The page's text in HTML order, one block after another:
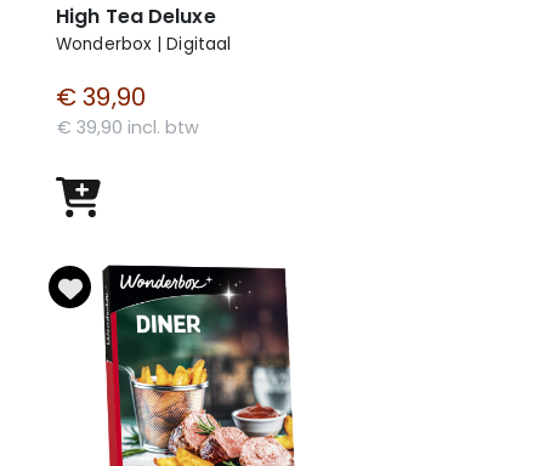
High Tea Deluxe
Wonderbox | Digitaal
€ 39,90
€ 39,90 incl. btw